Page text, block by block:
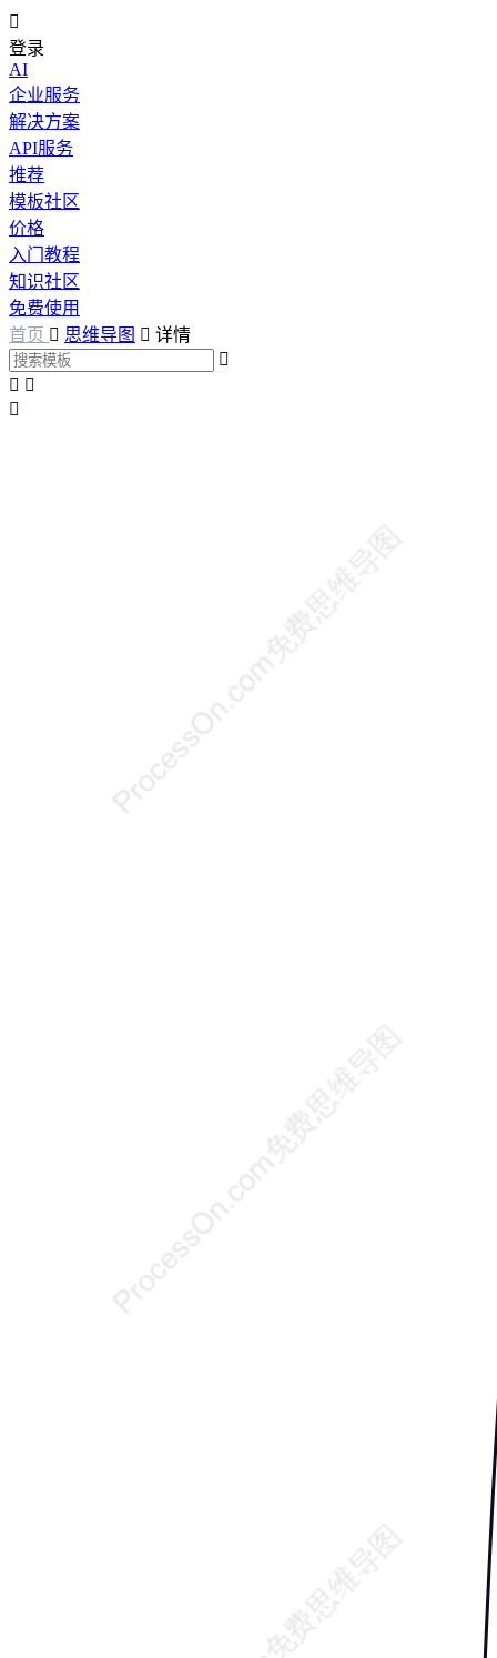

登录
AI
企业服务
解决方案
API服务
推荐
模板社区
价格
入门教程
知识社区
免费使用
首页  思维导图  详情

 
